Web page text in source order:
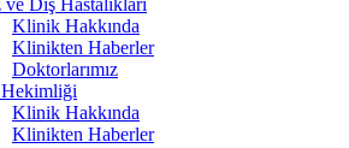
Klinik Hakkında
Klinikten Haberler
Doktorlarımız
Klinik Hakkında
Klinikten Haberler